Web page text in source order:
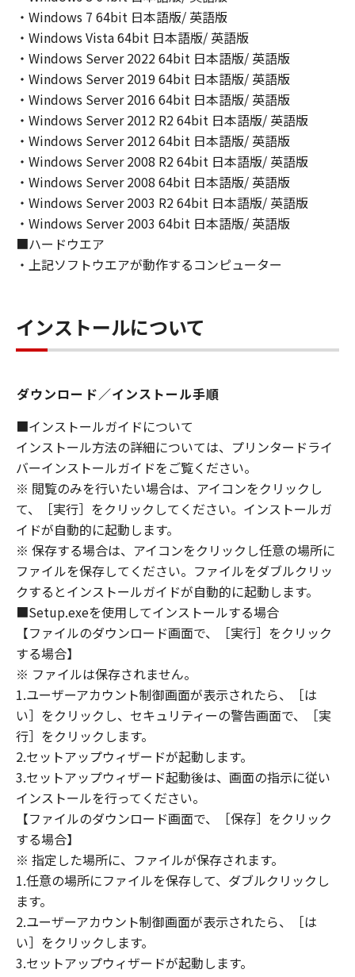
(2) キヤノン、キヤノンのライセンサー、キヤノ
ンの子会社、キヤノンの関連会社、それらの販
売代理店または販売店のいずれも、「本ソフト
ウェア」の使用または使用不能から生ずるいか
なる損害（逸失利益およびその他の派生的また
は付随的な損害を含むがこれらに限定されない
全ての損害を言います。）について、適用法で
認められる限り、一切の責任を負わないものと
します。たとえ、キヤノン、キヤノンのライセ
ンサー、キヤノンの子会社、キヤノンの関連会
社、それらの販売代理店または販売店がかかる
損害の可能性について知らされていた場合でも
同様です。
(3) キヤノン、キヤノンのライセンサー、キヤノ
ンの子会社、キヤノンの関連会社、それらの販
ウェア」、または「本ソフトウェア」の使用に
起因または関連してお客様と第三者との間に生
じたいかなる紛争についても、一切責任を負わ
８．契約期間
記のボタンをクリックした時点、または「本ソ
フトウェア」をインストールした時点で発効
し、下記(2)または(3)により終了されるまで有
効に存続します。
(2) お客様は、「本ソフトウェア」およびその
複製物のすべてを廃棄および消去することによ
り、本契約書を終了させることができます。
(3) お客様が本契約書のいずれかの条項に違反
した場合、本契約書は直ちに終了します。
(4) お客様は、上記(3)によって本契約書が終了
した場合、速やかに、「本ソフトウェア」およ
びその複製物のすべてを廃棄または消去するも
のとします。
(5) 上記にかかわらず、本契約書第2条、第4条
から第7条まで、第8条第4項および第10条の規
定は、本契約書の終了後も効力を有します。
９．U.S. GOVERNMENT RESTRICTED RIGHTS
NOTICE
“米国政府エンドユーザー”とは、米国政府の機
関また団体を意味します。もしお客様が米国政
府エンドユーザーである場合、以下の規定が適
用されます：The SOFTWARE is a "commercial
item," as that term is defined at 48 C.F.R.
2.101 (Oct 1995), consisting of "commercial
computer software" and "commercial
computer software documentation," as such
terms are used in 48 C.F.R. 12.212 (Sept 1995).
Consistent with 48 C.F.R. 12.212 and 48 C.F.R.
227.7202-1 through 227.7202-4 (June 1995),
・Windows 7 64bit 日本語版/ 英語版
・Windows Vista 64bit 日本語版/ 英語版
・Windows Server 2022 64bit 日本語版/ 英語版
・Windows Server 2019 64bit 日本語版/ 英語版
・Windows Server 2016 64bit 日本語版/ 英語版
・Windows Server 2012 R2 64bit 日本語版/ 英語版
・Windows Server 2012 64bit 日本語版/ 英語版
・Windows Server 2008 R2 64bit 日本語版/ 英語版
・Windows Server 2008 64bit 日本語版/ 英語版
・Windows Server 2003 R2 64bit 日本語版/ 英語版
・Windows Server 2003 64bit 日本語版/ 英語版
■ハードウエア
・上記ソフトウエアが動作するコンピューター
インストールについて
ダウンロード／インストール手順
■インストールガイドについて
インストール方法の詳細については、プリンタードライ
バーインストールガイドをご覧ください。
※ 閲覧のみを行いたい場合は、アイコンをクリックし
て、［実行］をクリックしてください。インストールガ
イドが自動的に起動します。
※ 保存する場合は、アイコンをクリックし任意の場所に
ファイルを保存してください。ファイルをダブルクリッ
クするとインストールガイドが自動的に起動します。
■Setup.exeを使用してインストールする場合
【ファイルのダウンロード画面で、［実行］をクリック
する場合】
※ ファイルは保存されません。
1.ユーザーアカウント制御画面が表示されたら、［は
い］をクリックし、セキュリティーの警告画面で、［実
行］をクリックします。
2.セットアップウィザードが起動します。
3.セットアップウィザード起動後は、画面の指示に従い
インストールを行ってください。
【ファイルのダウンロード画面で、［保存］をクリック
する場合】
※ 指定した場所に、ファイルが保存されます。
1.任意の場所にファイルを保存して、ダブルクリックし
ます。
2.ユーザーアカウント制御画面が表示されたら、［は
い］をクリックします。
3.セットアップウィザードが起動します。